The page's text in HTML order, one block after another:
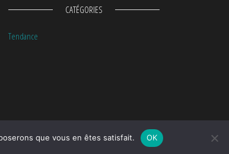
CATÉGORIES
Tendance
que vous en êtes satisfait. OK